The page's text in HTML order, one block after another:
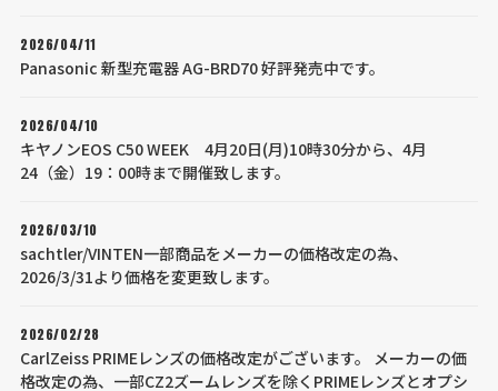
2026/04/11
Panasonic 新型充電器 AG-BRD70 好評発売中です。
2026/04/10
キヤノンEOS C50 WEEK 4月20日(月)10時30分から、4月
24（金）19：00時まで開催致します。
2026/03/10
sachtler/VINTEN一部商品をメーカーの価格改定の為、
2026/3/31より価格を変更致します。
2026/02/28
CarlZeiss PRIMEレンズの価格改定がございます。 メーカーの価
格改定の為、一部CZ2ズームレンズを除くPRIMEレンズとオプシ